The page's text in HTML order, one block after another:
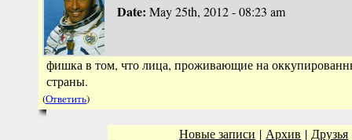
Date: May 25th, 2012 - 08:23 am
фишка в том, что лица, проживающие на
страны.
(Ответить)
Новые записи | Архив | Друзья